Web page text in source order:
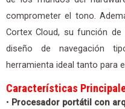
comprometer el tono.
Cortex Cloud, su función
diseño de navegación
herramienta ideal tanto para
Características
• Procesador portátil con